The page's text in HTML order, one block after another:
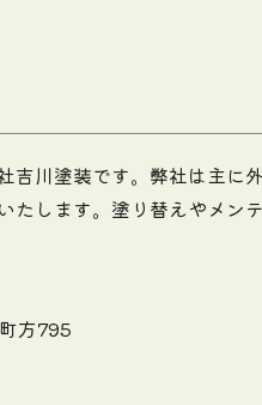
川塗装です。弊社は主に
します。塗り替えやメン
方795